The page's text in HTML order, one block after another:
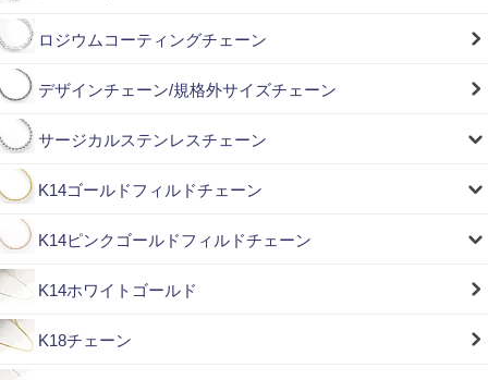
ロジウムコーティングチェーン
デザインチェーン/規格外サイズチェーン
サージカルステンレスチェーン
K14ゴールドフィルドチェーン
K14ピンクゴールドフィルドチェーン
K14ホワイトゴールド
K18チェーン